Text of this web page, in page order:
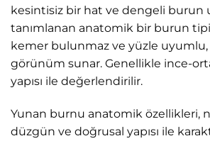
kesintisiz bir hat ve dengeli burun
tanımlanan anatomik bir burun
kemer bulunmaz ve yüzle
görünüm sunar. Genellikle ince-
yapısı ile değerlendirilir.
Yunan burnu anatomik özellikleri,
düzgün ve doğrusal yapısı ile